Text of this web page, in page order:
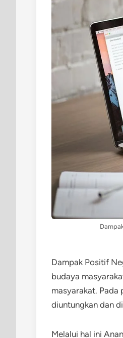
Dampak Positif
budaya
masyarakat. Pada
diuntungkan dan
Melalui hal ini